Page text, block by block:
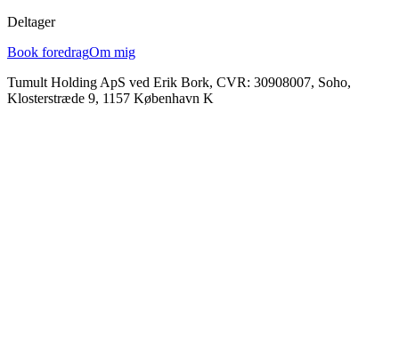
Deltager
Book foredragOm mig
Tumult Holding ApS ved Erik Bork, CVR: 30908007, Soho,
Klosterstræde 9, 1157 København K